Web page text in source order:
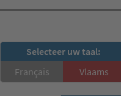
Selecteer uw taal:
Français
Vlaams